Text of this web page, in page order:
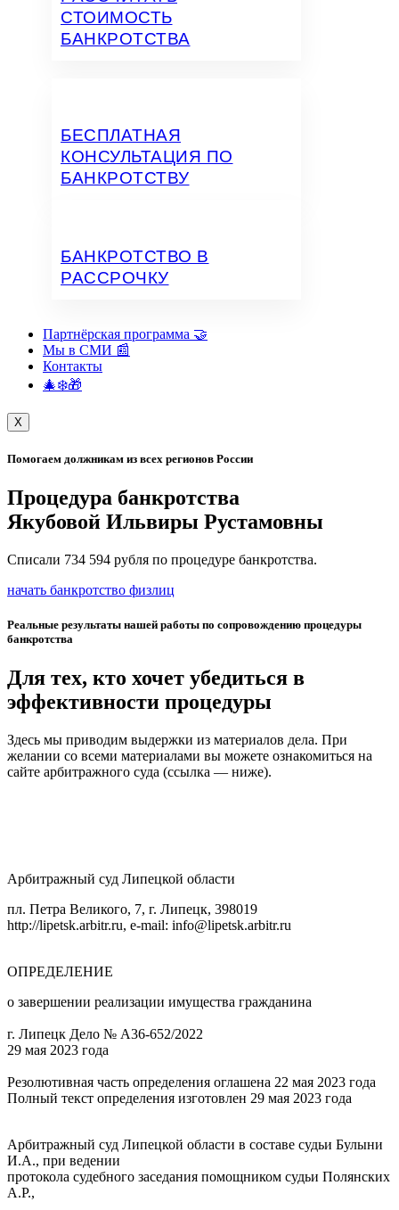
СТОИМОСТЬ
БАНКРОТСТВА
БЕСПЛАТНАЯ
КОНСУЛЬТАЦИЯ ПО
БАНКРОТСТВУ
БАНКРОТСТВО В
РАССРОЧКУ
Партнёрская программа 🤝
Мы в СМИ 📰
Контакты
🎄❄️🎁
X
Помогаем должникам из всех регионов России
Процедура банкротства
Якубовой Ильвиры Рустамовны
Списали 734 594 рубля по процедуре банкротства.
начать банкротство физлиц
Реальные результаты нашей работы по сопровождению процедуры
банкротства
Для тех, кто хочет убедиться в
эффективности процедуры
Здесь мы приводим выдержки из материалов дела. При
желании со всеми материалами вы можете ознакомиться на
сайте арбитражного суда (ссылка — ниже).
Арбитражный суд Липецкой области
пл. Петра Великого, 7, г. Липецк, 398019
http://lipetsk.arbitr.ru, e-mail: info@lipetsk.arbitr.ru
ОПРЕДЕЛЕНИЕ
о завершении реализации имущества гражданина
г. Липецк Дело № А36-652/2022
29 мая 2023 года
Резолютивная часть определения оглашена 22 мая 2023 года
Полный текст определения изготовлен 29 мая 2023 года
Арбитражный суд Липецкой области в составе судьи Булыни
И.А., при ведении
протокола судебного заседания помощником судьи Полянских
А.Р.,